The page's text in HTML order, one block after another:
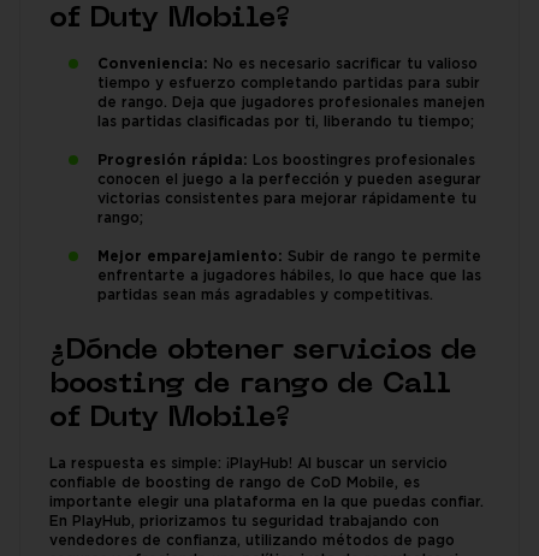
of Duty Mobile?
Conveniencia: No es necesario sacrificar tu valioso
tiempo y esfuerzo completando partidas para subir
de rango. Deja que jugadores profesionales manejen
las partidas clasificadas por ti, liberando tu tiempo;
Progresión rápida: Los boostingres profesionales
conocen el juego a la perfección y pueden asegurar
victorias consistentes para mejorar rápidamente tu
rango;
Mejor emparejamiento: Subir de rango te permite
enfrentarte a jugadores hábiles, lo que hace que las
partidas sean más agradables y competitivas.
¿Dónde obtener servicios de
boosting de rango de Call
of Duty Mobile?
La respuesta es simple: ¡PlayHub! Al buscar un servicio
confiable de boosting de rango de CoD Mobile, es
importante elegir una plataforma en la que puedas confiar.
En PlayHub, priorizamos tu seguridad trabajando con
vendedores de confianza, utilizando métodos de pago